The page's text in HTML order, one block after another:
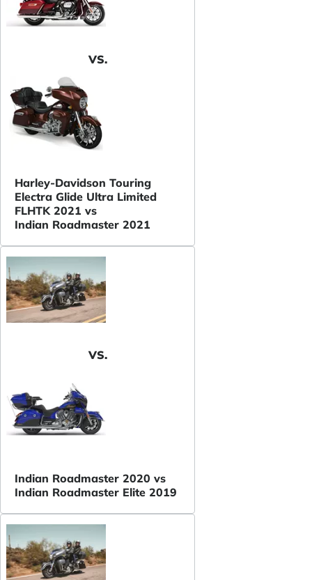
VS.
Harley-Davidson Touring
Electra Glide Ultra Limited
FLHTK 2021 vs
Indian Roadmaster 2021
VS.
Indian Roadmaster 2020 vs
Indian Roadmaster Elite 2019